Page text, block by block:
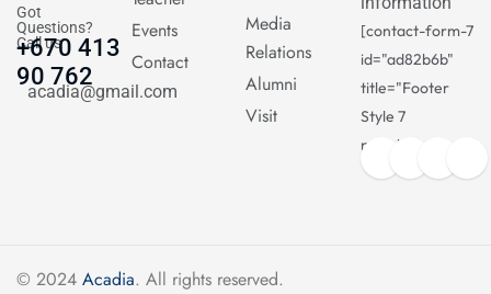
Got
Questions?
Call us
+670 413
90 762
acadia@gmail.com
Events
Contact
Media
Relations
Alumni
Visit
[contact-form-7
id="ad82b6b"
title="Footer
Style 7
newsletter"]
© 2024 Acadia. All rights reserved.